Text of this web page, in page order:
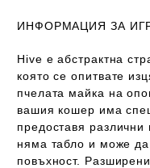
ИНФОРМАЦИЯ ЗА
Hive e абстрактна
която се опитвате
пчелата майка на
вашия кошер има
предоставя
няма табло и може да
повъхност.